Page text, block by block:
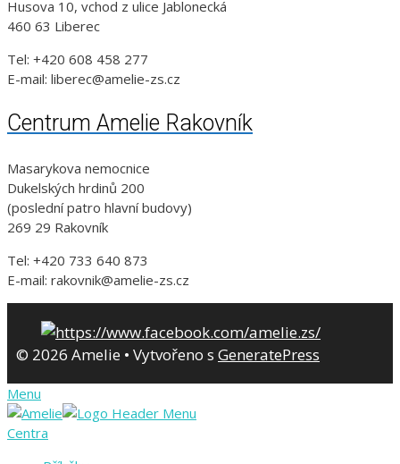
Husova 10, vchod z ulice Jablonecká
460 63 Liberec
Tel: +420 608 458 277
E-mail: liberec@amelie-zs.cz
Centrum Amelie Rakovník
Masarykova nemocnice
Dukelských hrdinů 200
(poslední patro hlavní budovy)
269 29 Rakovník
Tel: +420 733 640 873
E-mail: rakovnik@amelie-zs.cz
© 2026 Amelie • Vytvořeno s GeneratePress
Menu
Centra